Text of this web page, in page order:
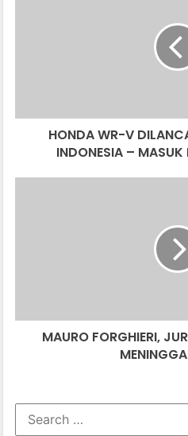
MASUK
MALAYSIAHONDA WR-V
INDONESIA –
MAURO FORGHIERI,